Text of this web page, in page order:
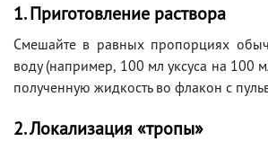
1. Приготовление раствора
Смешайте в равных пропорциях
воду (например, 100 мл уксуса на 100
полученную жидкость во флакон с
2. Локализация «тропы»